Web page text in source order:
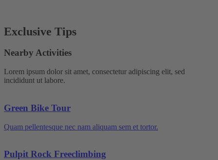
Exclusive Tips
Nearby Activities
Lorem ipsum dolor sit amet, consectetur adipiscing elit, sed
incididunt ut labore.
Green Bike Tour
Quam pellentesque nec nam aliquam sem et tortor.
Pulpit Rock Freeclimbing